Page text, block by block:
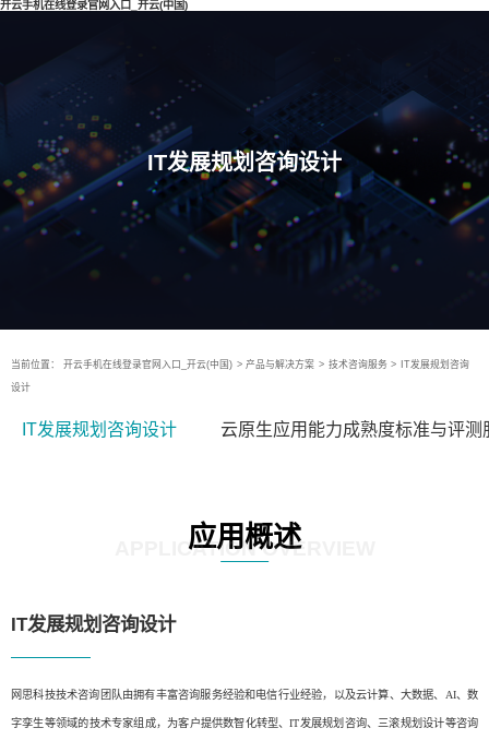
开云手机在线登录官网入口_开云(中国)
IT发展规划咨询设计
当前位置： 开云手机在线登录官网入口_开云(中国) > 产品与解决方案 > 技术咨询服务 > IT发展规划咨询
设计
IT发展规划咨询设计 云原生应用能力成熟度标准与评测
应用概述
APPLICATION OVERVIEW
IT发展规划咨询设计
网思科技技术咨询团队由拥有丰富咨询服务经验和电信行业经验，以及云计算、大数据、AI、数
字孪生等领域的技术专家组成，为客户提供数智化转型、IT发展规划咨询、三滚规划设计等咨询